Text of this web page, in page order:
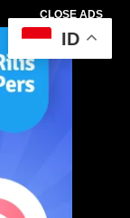
CLOSE ADS
ID